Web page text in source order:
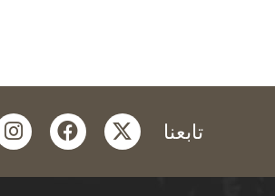
تابعنا twitter
facebook